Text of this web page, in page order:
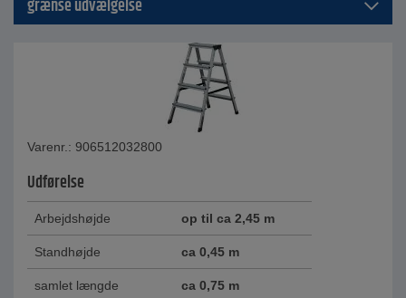
grænse udvælgelse
Varenr.: 906512032800
Udførelse
Arbejdshøjde op til ca 2,45 m
Standhøjde ca 0,45 m
samlet længde ca 0,75 m